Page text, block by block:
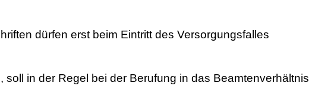
dürfen erst beim Eintritt des Versorgungsfalles
in der Regel bei der Berufung in das Beamtenverhältnis